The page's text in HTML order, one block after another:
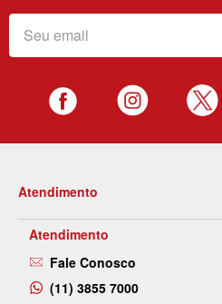
Atendimento
Atendimento
Fale Conosco
(11) 3855 7000